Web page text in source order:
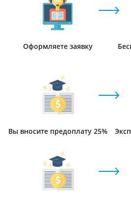
Оформляете заявку
Вы вносите предоплату 25%